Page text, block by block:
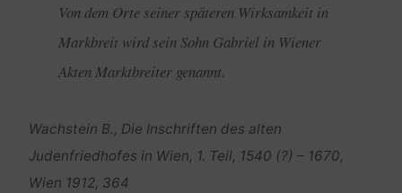
Von dem Orte seiner späteren Wirksamkeit in
Markbreit wird sein Sohn Gabriel in Wiener
Akten Marktbreiter genannt.
Wachstein B., Die Inschriften des alten
Judenfriedhofes in Wien, 1. Teil, 1540 (?) – 1670,
Wien 1912, 364